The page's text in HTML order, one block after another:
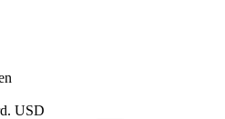
USD